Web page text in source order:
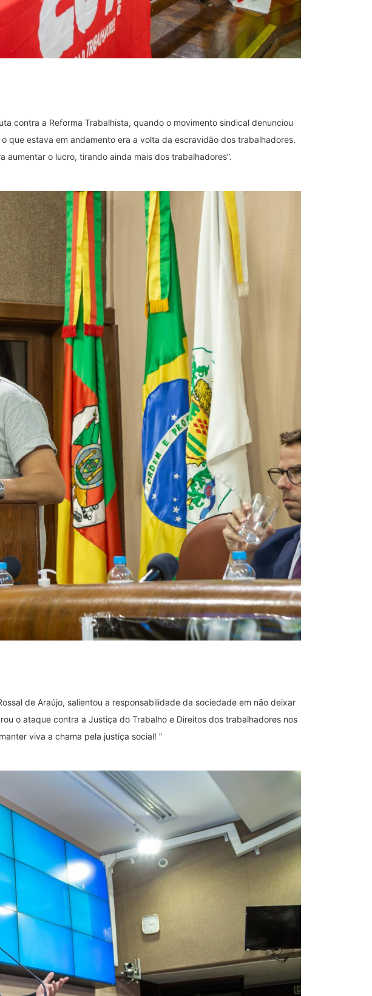
contra a Reforma Trabalhista, quando o movimento sindical denunciou
que estava em andamento era a volta da escravidão dos trabalhadores.
o lucro, tirando ainda mais dos trabalhadores”.
de Araújo, salientou a responsabilidade da sociedade em não deixar
o ataque contra a Justiça do Trabalho e Direitos dos trabalhadores nos
viva a chama pela justiça social! ”